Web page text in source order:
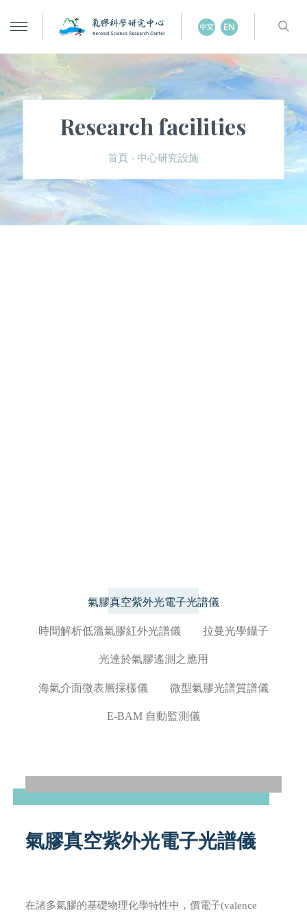
Research facilities
首頁 > 中心研究設施
氣膠真空紫外光電子光譜儀
時間解析低溫氣膠紅外光譜儀 拉曼光學鑷子
光達於氣膠遙測之應用
海氣介面微表層採樣儀 微型氣膠光譜質譜儀
E-BAM 自動監測儀
氣膠真空紫外光電子光譜儀
在諸多氣膠的基礎物理化學特性中，價電子(valence